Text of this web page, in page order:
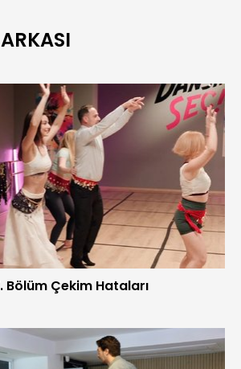
Bölüm Çekim Hataları